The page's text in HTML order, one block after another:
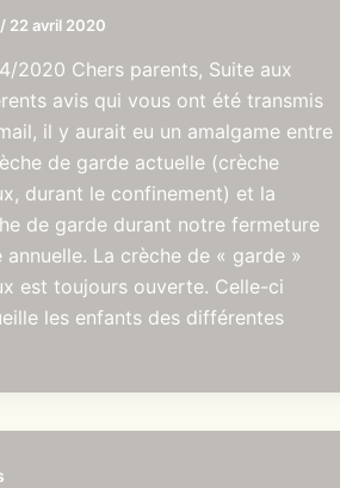
/ 22 avril 2020
2020 Chers parents, Suite aux
avis qui vous ont été transmis
il y aurait eu un amalgame entre
de garde actuelle (crèche
durant le confinement) et la
de garde durant notre fermeture
annuelle. La crèche de « garde »
est toujours ouverte. Celle-ci
les enfants des différentes